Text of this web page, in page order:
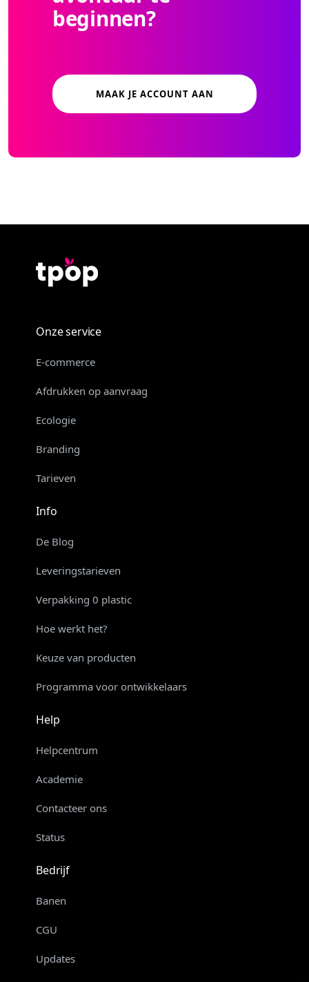
beginnen?
MAAK JE ACCOUNT AAN
Onze service
E-commerce
Afdrukken op aanvraag
Ecologie
Branding
Tarieven
Info
De Blog
Leveringstarieven
Verpakking 0 plastic
Hoe werkt het?
Keuze van producten
Programma voor ontwikkelaars
Help
Helpcentrum
Academie
Contacteer ons
Status
Bedrijf
Banen
CGU
Updates